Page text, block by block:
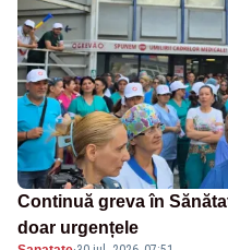
Continuă greva în
doar urgențele